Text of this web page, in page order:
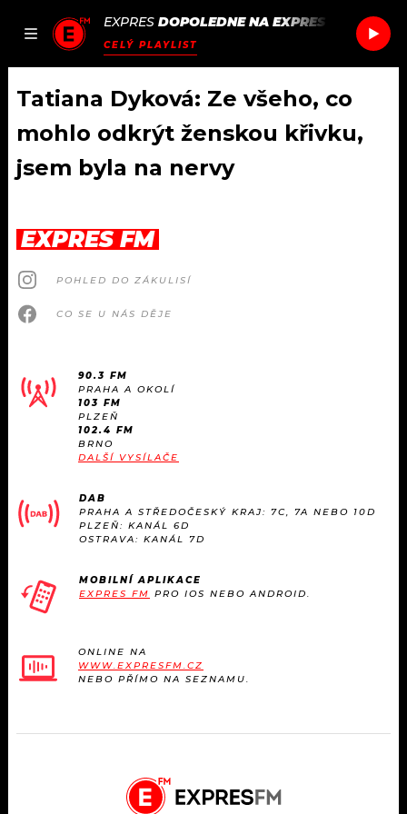
JAK
SEZNAM.CZ
EXPRES DOPOLEDNE NA EXPRES FM /KAH-
CELÝ PLAYLIST
DOMŮ
AKTUÁLNĚ
HUDBA
#NEBUDUDOMA
KALENDÁŘ
VIP
TRENDY
KULTURA
OSTATNÍ
PODCASTY
JAK NALADIT
APLIKACE
PROGRAM
PLAYLIST
JAK NALADIT
SOUTĚŽE
Tatiana Dyková: Ze všeho, co
mohlo odkrýt ženskou křivku,
jsem byla na nervy
EXPRES FM
POHLED DO ZÁKULISÍ
CO SE U NÁS DĚJE
90.3 FM
PRAHA A OKOLÍ
103 FM
PLZEŇ
102.4 FM
BRNO
DALŠÍ VYSÍLAČE
DAB
PRAHA A STŘEDOČESKÝ KRAJ: 7C, 7A NEBO 10D
PLZEŇ: KANÁL 6D
OSTRAVA: KANÁL 7D
MOBILNÍ APLIKACE
EXPRES FM PRO IOS NEBO ANDROID.
ONLINE NA
WWW.EXPRESFM.CZ
NEBO PŘÍMO NA SEZNAMU.